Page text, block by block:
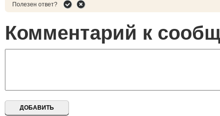
Полезен ответ?
Комментарий к